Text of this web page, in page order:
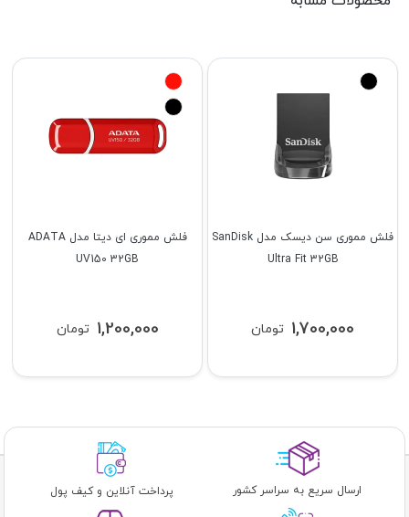
فلش مموری ای دیتا مدل ADATA
UV150 32GB
تومان 1,200,000
فلش مموری سن دیسک مدل SanDisk
Ultra Fit 32GB
تومان 1,700,000
ارسال سریع به سراسر کشور پرداخت آنلاین و کیف پول